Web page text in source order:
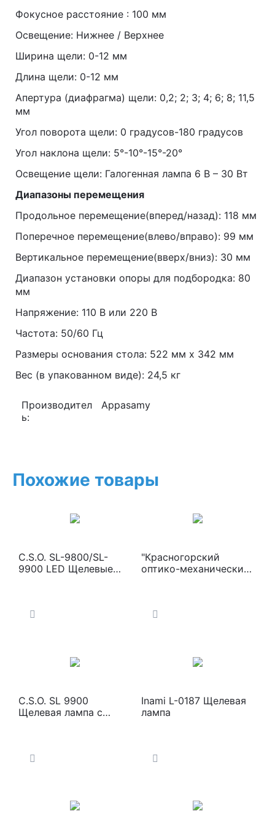
Фокусное расстояние : 100 мм
Освещение: Нижнее / Верхнее
Ширина щели: 0-12 мм
Длина щели: 0-12 мм
Апертура (диафрагма) щели: 0,2; 2; 3; 4; 6; 8; 11,5
мм
Угол поворота щели: 0 градусов-180 градусов
Угол наклона щели: 5°-10°-15°-20°
Освещение щели: Галогенная лампа 6 В – 30 Вт
Диапазоны перемещения
Продольное перемещение(вперед/назад): 118 мм
Поперечное перемещение(влево/вправо): 99 мм
Вертикальное перемещение(вверх/вниз): 30 мм
Диапазон установки опоры для подбородка: 80
мм
Напряжение: 110 В или 220 В
Частота: 50/60 Гц
Размеры основания стола: 522 мм х 342 мм
Вес (в упакованном виде): 24,5 кг
Производител
ь:
Appasamy
Похожие товары
C.S.O. SL-9800/SL-
9900 LED Щелевые
"Красногорский
оптико-механический
C.S.O. SL 9900
Щелевая лампа с
Inami L-0187 Щелевая
лампа